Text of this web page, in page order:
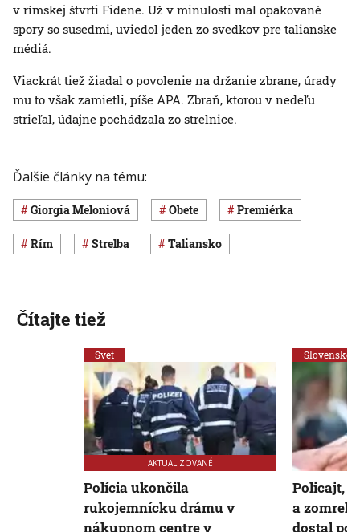
v rímskej štvrti Fidene. Už v minulosti mal opakované
spory so susedmi, uviedol jeden zo svedkov pre talianske
médiá.
Viackrát tiež žiadal o povolenie na držanie zbrane, úrady
mu to však zamietli, píše APA. Zbraň, ktorou v nedeľu
strieľal, údajne pochádzala zo strelnice.
Ďalšie články na tému:
Giorgia Meloniová obete premiérka
Rím streľba Taliansko
Čítajte tiež
Svet
AKTUALIZOVANÉ
Polícia ukončila
rukojemnícku drámu v
nákupnom centre v
Slovensko
Policajt,
a zomrel
dostal